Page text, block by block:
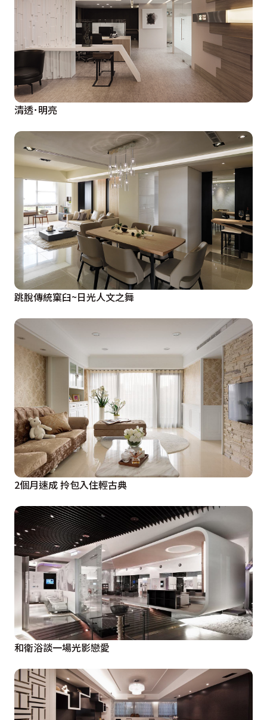
清透･明亮
跳脫傳統窠臼~日光人文之舞
2個月速成 拎包入住輕古典
和衛浴談一場光影戀愛